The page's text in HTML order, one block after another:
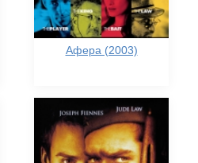
Афера (2003)